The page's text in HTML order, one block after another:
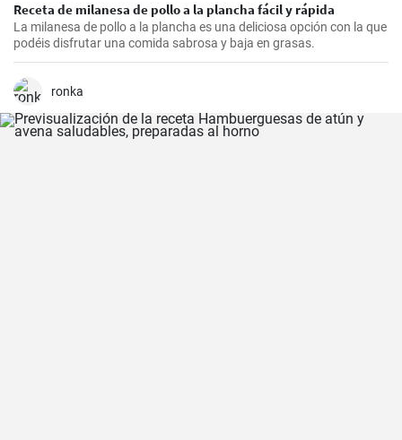
Receta de milanesa de pollo a la plancha fácil y rápida
La milanesa de pollo a la plancha es una deliciosa opción con la que
podéis disfrutar una comida sabrosa y baja en grasas.
ronka